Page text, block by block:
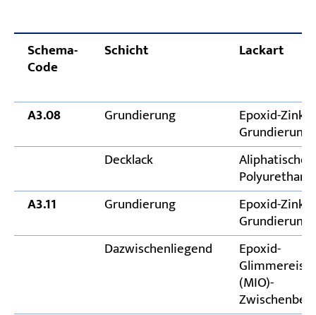
Schema-
Code
Schicht Lackart
A3.08 Grundierung Epoxid-
Grundierung
Decklack
Aliphatischer
Polyurethan-
A3.11
Grundierung Epoxid-Zink-
Grundierung
Dazwischenliegend
Epoxid-
(MIO)-